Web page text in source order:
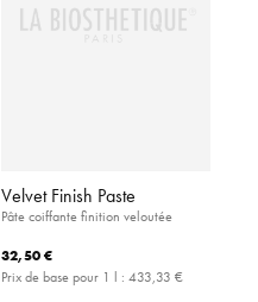
Velvet Finish Paste
Pâte coiffante finition veloutée
32,50 €
Prix de base pour 1 l : 433,33 €